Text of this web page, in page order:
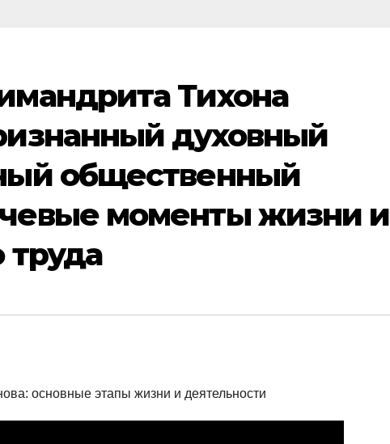
Тихона
духовный
общественный
моменты жизни и
труда